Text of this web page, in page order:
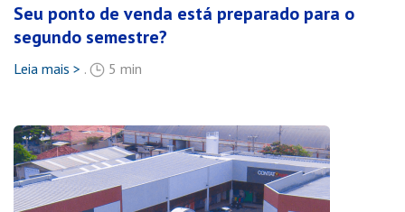
Seu ponto de venda está preparado para o
segundo semestre?
Leia mais > . 5 min